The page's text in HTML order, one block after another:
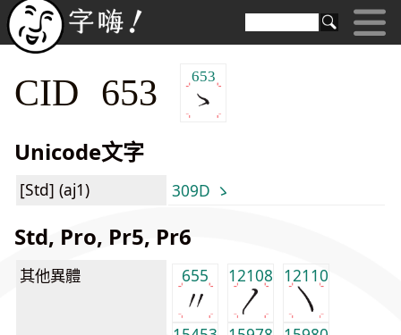
CID 653 653
Unicode文字
[Std] (aj1) 309D ゝ
Std, Pro, Pr5, Pr6
其他異體 655 12108 12110